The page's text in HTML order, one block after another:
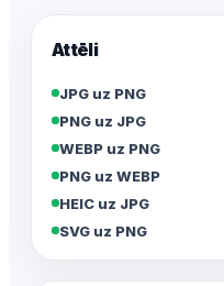
Attēli
JPG uz PNG
PNG uz JPG
WEBP uz PNG
PNG uz WEBP
HEIC uz JPG
SVG uz PNG